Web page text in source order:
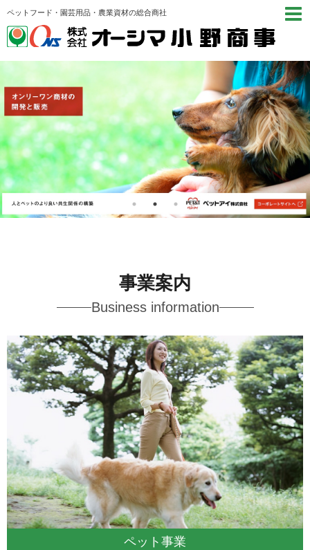
ペットフード・園芸用品・農業資材の総合商社
事業案内
Business information
ペット事業